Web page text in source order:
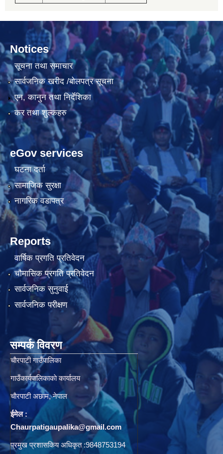
Notices
सूचना तथा समाचार
सार्वजनिक खरीद /बोलपत्र सूचना
एन, कानुन तथा निर्देशिका
कर तथा शुल्कहरु
eGov services
घटना दर्ता
सामाजिक सुरक्षा
नागरिक वडापत्र
Reports
वार्षिक प्रगति प्रतिवेदन
चौमासिक प्रगति प्रतिवेदन
सार्वजनिक सुनुवाई
सार्वजनिक परीक्षण
सम्पर्क विवरण
चाैरपाटी गाउँपालिका
गाउँकार्यपालिकाकाे कार्यालय
चाैरपाटी अछाम, नेपाल
ईमेल :
Chaurpatigaupalika@gmail.com
प्रमुख प्रशासकिय अधिकृत :9848753194